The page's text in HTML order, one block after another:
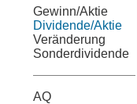
Gewinn/Aktie
Dividende/Aktie
Veränderung
Sonderdividende
AQ